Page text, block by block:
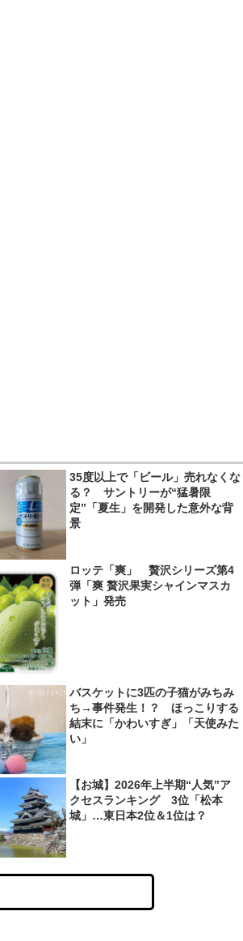
35度以上で「ビール」売れなくな
る？ サントリーが“猛暑限
定”「夏生」を開発した意外な背
景
ロッテ「爽」 贅沢シリーズ第4
弾「爽 贅沢果実シャインマスカ
ット」発売
バスケットに3匹の子猫がみちみ
ち→事件発生！？ ほっこりする
結末に「かわいすぎ」「天使みた
い」
【お城】2026年上半期“人気”ア
クセスランキング 3位「松本
城」…東日本2位＆1位は？